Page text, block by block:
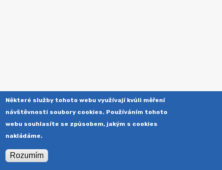
Některé služby tohoto webu využívají kvůli měření
návštěvnosti soubory cookies. Používáním tohoto
webu souhlasíte se způsobem, jakým s cookies
nakládáme.
Rozumím